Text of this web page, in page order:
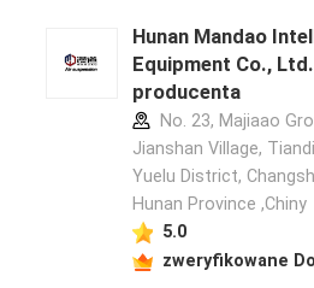
Hunan Mandao
Equipment Co.,
producenta
No. 23, Majiaao
Jianshan Village,
Yuelu District,
Hunan Province ,Chiny
5.0
zweryfikowane